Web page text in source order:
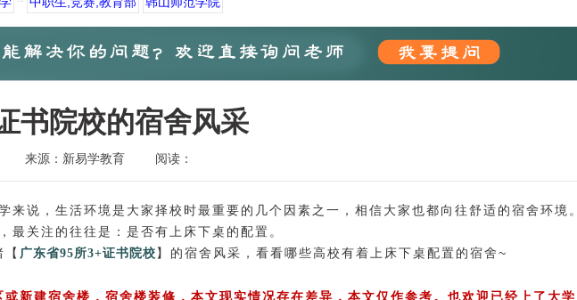
书院校的宿舍风采
来源：新易学教育 阅读：
来说，生活环境是大家择校时最重要的几个因素之一，相信大家也都向往舒适的宿舍环境。
最关注的往往是：是否有上床下桌的配置。
【 广东省95所3+证书院校 】的宿舍风采，看看哪些高校 有着上床下桌配置的宿舍~
新建宿舍楼，宿舍楼装修，本文现实情况存在差异，本文仅作参考。也欢迎已经上了大学